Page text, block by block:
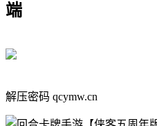
端
解压密码 qcymw.cn